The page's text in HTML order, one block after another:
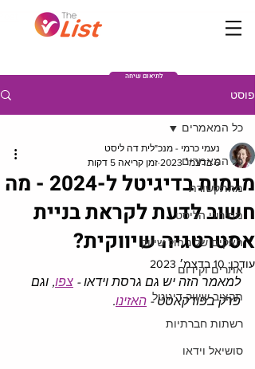
לתיאום שיחה
פוסט
כל המאמרים
מהתקשורת
מחירוני הליסט
האקים של ניהול שיווק
אתרים וקידום
תקציב שיווק דיגיטל
רשתות חברתיות
סושיאל וידאו
כל המאמרים
מגמות בדיגיטל ל-2024 - מה
חשוב לדעת לקראת בניית
אסטרטגיה שיווקית?
נעמי כרמי - מנכ"לית דה ליסט
6 בדצמ׳ 2023
זמן קריאה 5 דקות
עודכן: 10 בדצמ׳ 2023
למאמר הזה יש גם גרסת וידאו - צפו, וגם
פרק בפודקאסט - האזינו.